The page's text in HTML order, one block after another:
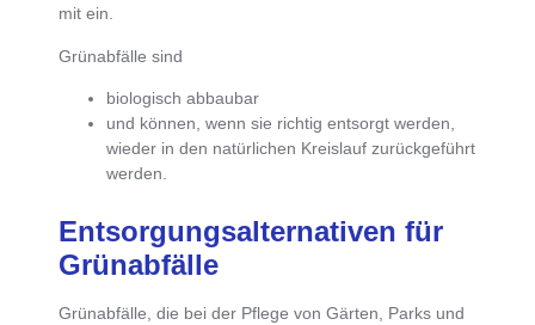
mit ein.
Grünabfälle sind
biologisch abbaubar
und können, wenn sie richtig entsorgt werden,
wieder in den natürlichen Kreislauf zurückgeführt
werden.
Entsorgungsalternativen für
Grünabfälle
Grünabfälle, die bei der Pflege von Gärten, Parks und